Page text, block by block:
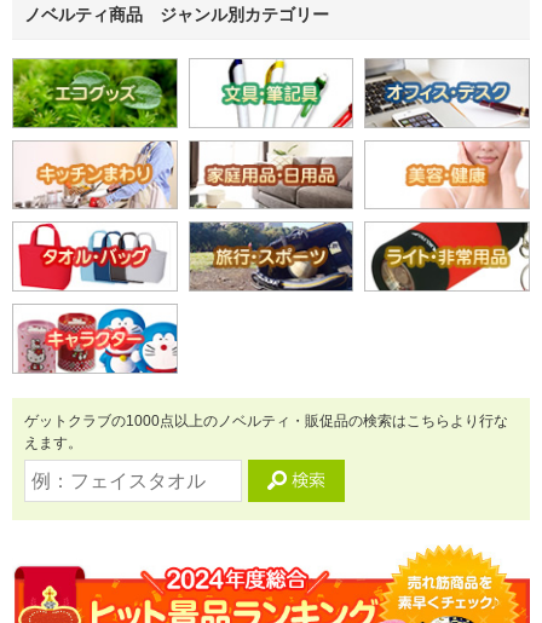
ノベルティ商品 ジャンル別カテゴリー
ゲットクラブの1000点以上のノベルティ・販促品の検索はこちらより行な
えます。